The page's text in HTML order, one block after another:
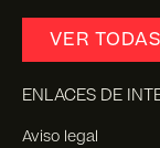
VER
ENLACES DE
Aviso legal